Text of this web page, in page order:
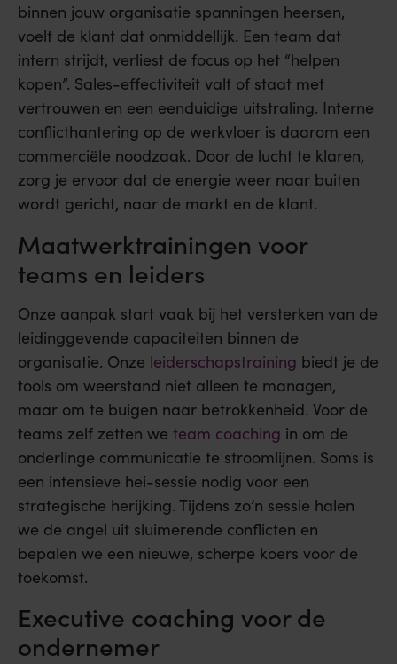
binnen jouw organisatie spanningen heersen,
voelt de klant dat onmiddellijk. Een team dat
intern strijdt, verliest de focus op het “helpen
kopen”. Sales-effectiviteit valt of staat met
vertrouwen en een eenduidige uitstraling. Interne
conflicthantering op de werkvloer is daarom een
commerciële noodzaak. Door de lucht te klaren,
zorg je ervoor dat de energie weer naar buiten
wordt gericht, naar de markt en de klant.
Maatwerktrainingen voor
teams en leiders
Onze aanpak start vaak bij het versterken van de
leidinggevende capaciteiten binnen de
organisatie. Onze leiderschapstraining biedt je de
tools om weerstand niet alleen te managen,
maar om te buigen naar betrokkenheid. Voor de
teams zelf zetten we team coaching in om de
onderlinge communicatie te stroomlijnen. Soms is
een intensieve hei-sessie nodig voor een
strategische herijking. Tijdens zo’n sessie halen
we de angel uit sluimerende conflicten en
bepalen we een nieuwe, scherpe koers voor de
toekomst.
Executive coaching voor de
ondernemer